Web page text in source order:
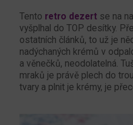
Tento retro dezert se na
vyšplhal do TOP desítky.
ostatních článků, to už je
nadýchaných krémů v
a věnečků, neodolatelná.
mraků je právě plech do
tvary a plnit je krémy, je